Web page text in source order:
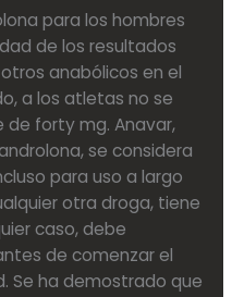
para los hombres
de los resultados
anabólicos en el
a los atletas no se
de forty mg. Anavar,
se considera
para uso a largo
otra droga, tiene
caso, debe
de comenzar el
Se ha demostrado que